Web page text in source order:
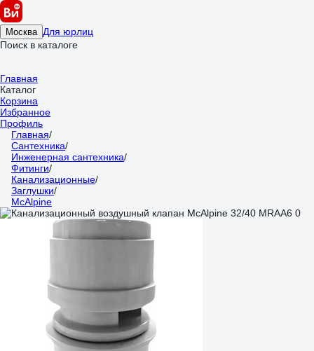
Москва Для юрлиц
Поиск в каталоге
Главная
Каталог
Корзина
Избранное
Профиль
Главная/
Сантехника/
Инженерная сантехника/
Фитинги/
Канализационные/
Заглушки/
McAlpine